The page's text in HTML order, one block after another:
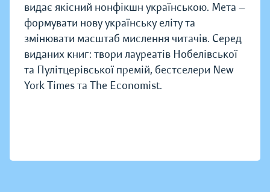
видає якісний нонфікшн українською. Мета —
формувати нову українську еліту та
змінювати масштаб мислення читачів. Серед
виданих книг: твори лауреатів Нобелівської
та Пулітцерівської премій, бестселери New
York Times та The Economist.